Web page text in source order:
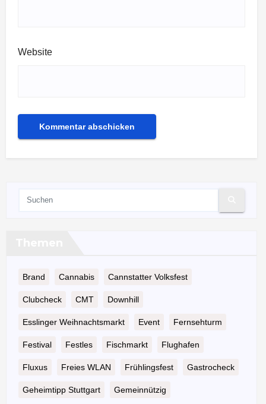
Website
Brand Cannabis Cannstatter Volksfest
Clubcheck CMT Downhill
Esslinger Weihnachtsmarkt Event Fernsehturm
Festival Festles Fischmarkt Flughafen
Fluxus Freies WLAN Frühlingsfest Gastrocheck
Geheimtipp Stuttgart Gemeinnützig